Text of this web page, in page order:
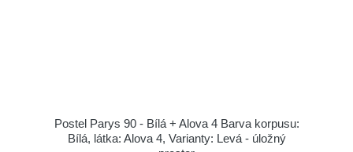
Postel Parys 90 - Bílá + Alova 4 Barva korpusu:
Bílá, látka: Alova 4, Varianty: Levá - úložný